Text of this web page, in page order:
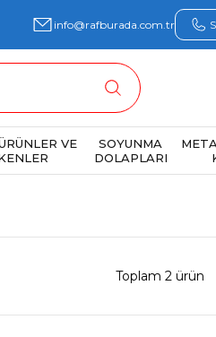
info@rafburada.com.tr
VE
SOYUNMA
DOLAPLARI
Toplam 2 ürün